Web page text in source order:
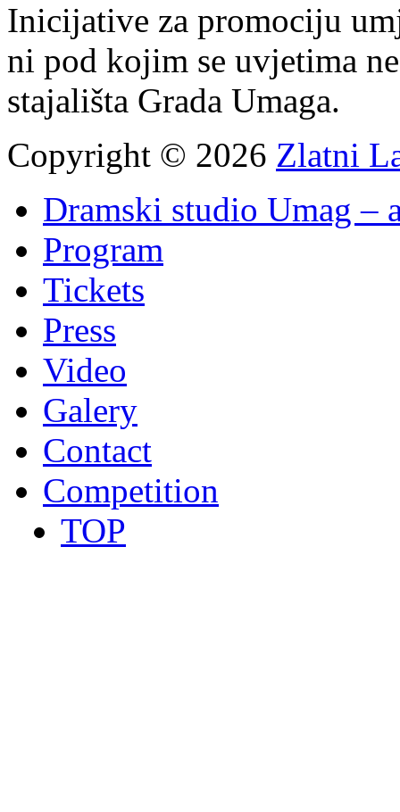
Inicijative za promociju
ni pod kojim se uvjetima
stajališta Grada Umaga.
Copyright © 2026 Zlatni
Dramski studio Umag –
Program
Tickets
Press
Video
Galery
Contact
Competition
TOP